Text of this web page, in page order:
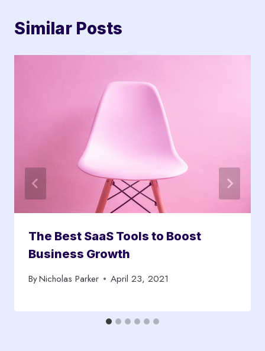
Similar Posts
The Best SaaS Tools to Boost
Business Growth
ByNicholas Parker April 23, 2021